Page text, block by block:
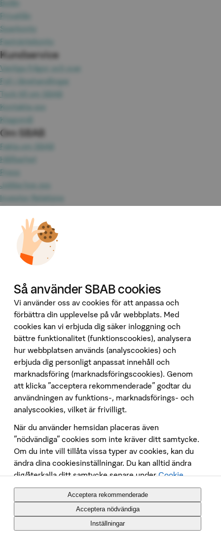
Bolån
Privatlån
Sparkonto
Fasträntekonto
Kundservice
Vanliga frågor och svar
Fyll i lånehandlingar
Tyck till om SBAB
Kontakta oss
Klagomål
Om SBAB
Fakta om SBAB
Hållbarhet
Press
Jobba hos oss
Investor Relations
Tillgänglighet
Våra tjänster
Booli Pro
Developer Portal
Ladda ner vår app
App Store
Google Play
Följ oss på sociala medier
Penningtvätt
Insättningsgarantin
Behandling av personuppgifter
Cookies
Tekniska krav
Säkerhet
In English
SBAB Bank AB (publ) Org nr. 556253-7513
Så använder SBAB cookies
Vi använder oss av cookies för att anpassa och
förbättra din upplevelse på vår webbplats. Med
cookies kan vi erbjuda dig säker inloggning och
bättre funktionalitet (funktionscookies), analysera
hur webbplatsen används (analyscookies) och
erbjuda dig personligt anpassat innehåll och
marknadsföring (marknadsföringscookies). Genom
att klicka "acceptera rekommenderade" godtar du
användningen av funktions-, marknadsförings- och
analyscookies, vilket är frivilligt.
När du använder hemsidan placeras även
”nödvändiga” cookies som inte kräver ditt samtycke.
Om du inte vill tillåta vissa typer av cookies, kan du
ändra dina cookiesinställningar. Du kan alltid ändra
dig/återkalla ditt samtycke senare under Cookie
Policy. Placeringen av cookies och annan
datainsamling på webbsidan innebär att vi behandlar
dina personuppgifter, du kan läsa mer om det här
Acceptera rekommenderade
Acceptera nödvändiga
Inställningar